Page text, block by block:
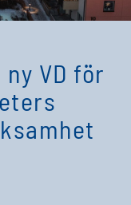
VD för